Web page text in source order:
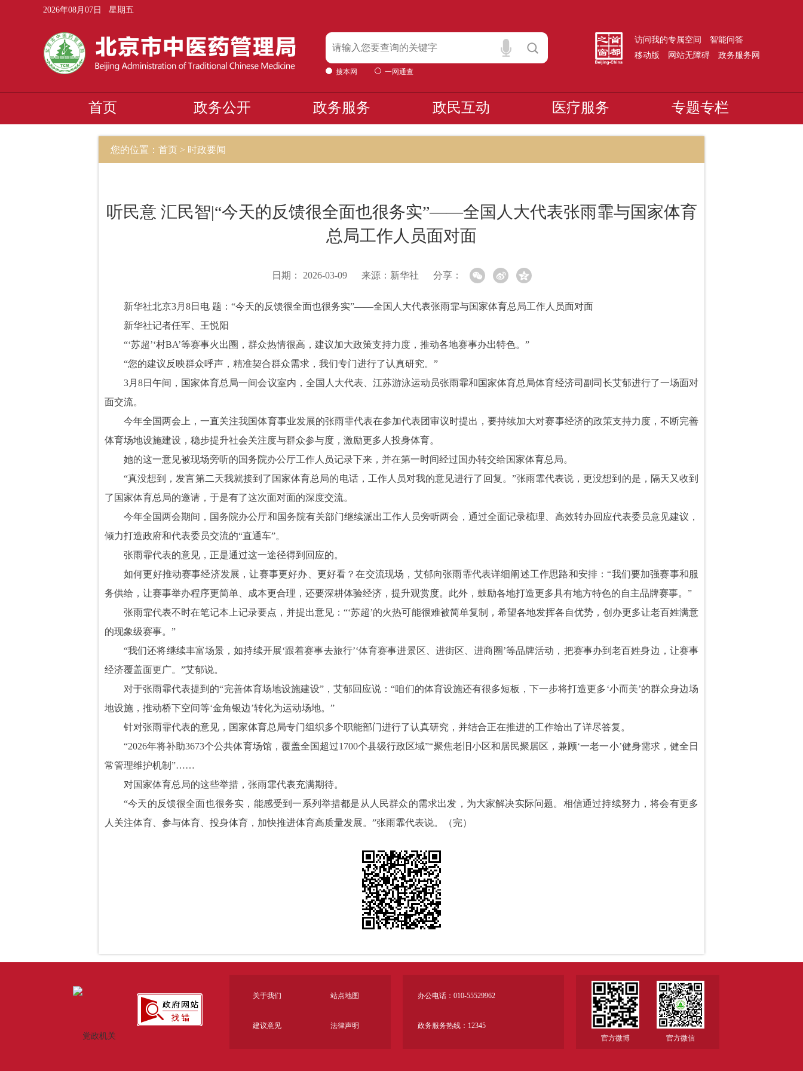
2026年08月07日 星期五
搜本网 一网通查
访问我的专属空间
智能问答
移动版
网站无障碍 政务服务网
首页 政务公开 政务服务 政民互动 医疗服务 专题专栏
您的位置：首页 > 时政要闻
听民意 汇民智|“今天的反馈很全面也很务实”——全国人大代表张雨霏与国家体育
总局工作人员面对面
日期： 2026-03-09 来源： 新华社 分享：
新华社北京3月8日电 题：“今天的反馈很全面也很务实”——全国人大代表张雨霏与国家体育总局工作人员面对面
新华社记者任军、王悦阳
“‘苏超’‘村BA’等赛事火出圈，群众热情很高，建议加大政策支持力度，推动各地赛事办出特色。”
“您的建议反映群众呼声，精准契合群众需求，我们专门进行了认真研究。”
3月8日午间，国家体育总局一间会议室内，全国人大代表、江苏游泳运动员张雨霏和国家体育总局体育经济司副司长艾郁进行了一场面对
面交流。
今年全国两会上，一直关注我国体育事业发展的张雨霏代表在参加代表团审议时提出，要持续加大对赛事经济的政策支持力度，不断完善
体育场地设施建设，稳步提升社会关注度与群众参与度，激励更多人投身体育。
她的这一意见被现场旁听的国务院办公厅工作人员记录下来，并在第一时间经过国办转交给国家体育总局。
“真没想到，发言第二天我就接到了国家体育总局的电话，工作人员对我的意见进行了回复。”张雨霏代表说，更没想到的是，隔天又收到
了国家体育总局的邀请，于是有了这次面对面的深度交流。
今年全国两会期间，国务院办公厅和国务院有关部门继续派出工作人员旁听两会，通过全面记录梳理、高效转办回应代表委员意见建议，
倾力打造政府和代表委员交流的“直通车”。
张雨霏代表的意见，正是通过这一途径得到回应的。
如何更好推动赛事经济发展，让赛事更好办、更好看？在交流现场，艾郁向张雨霏代表详细阐述工作思路和安排：“我们要加强赛事和服
务供给，让赛事举办程序更简单、成本更合理，还要深耕体验经济，提升观赏度。此外，鼓励各地打造更多具有地方特色的自主品牌赛事。”
张雨霏代表不时在笔记本上记录要点，并提出意见：“‘苏超’的火热可能很难被简单复制，希望各地发挥各自优势，创办更多让老百姓满意
的现象级赛事。”
“我们还将继续丰富场景，如持续开展‘跟着赛事去旅行’‘体育赛事进景区、进街区、进商圈’等品牌活动，把赛事办到老百姓身边，让赛事
经济覆盖面更广。”艾郁说。
对于张雨霏代表提到的“完善体育场地设施建设”，艾郁回应说：“咱们的体育设施还有很多短板，下一步将打造更多‘小而美’的群众身边场
地设施，推动桥下空间等‘金角银边’转化为运动场地。”
针对张雨霏代表的意见，国家体育总局专门组织多个职能部门进行了认真研究，并结合正在推进的工作给出了详尽答复。
“2026年将补助3673个公共体育场馆，覆盖全国超过1700个县级行政区域”“聚焦老旧小区和居民聚居区，兼顾‘一老一小’健身需求，健全日
常管理维护机制”……
对国家体育总局的这些举措，张雨霏代表充满期待。
“今天的反馈很全面也很务实，能感受到一系列举措都是从人民群众的需求出发，为大家解决实际问题。相信通过持续努力，将会有更多
人关注体育、参与体育、投身体育，加快推进体育高质量发展。”张雨霏代表说。（完）
关于我们 站点地图
建议意见 法律声明
办公电话：010-55529962
政务服务热线：12345
官方微博
官方微信